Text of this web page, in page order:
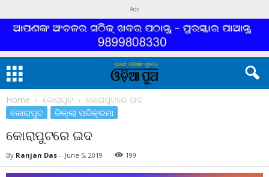
Ads
Home କୋରାପୁଟ କୋରାପୁଟରେ ଇଦ
କୋରାପୁଟ ଜିଲ୍ଲା ପରିକ୍ରମା
କୋରାପୁଟରେ ଇଦ
By Ranjan Das - June 5, 2019 199